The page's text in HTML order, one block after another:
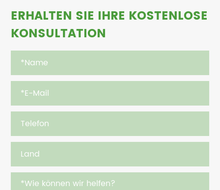
ERHALTEN SIE IHRE KOSTENLOSE
KONSULTATION